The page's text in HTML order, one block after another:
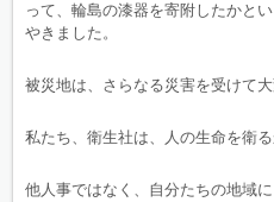
って、輪島の漆器を寄附したかと
やきました。
被災地は、さらなる災害を受けて大
私たち、衛生社は、人の生命を衛
他人事ではなく、自分たちの地域